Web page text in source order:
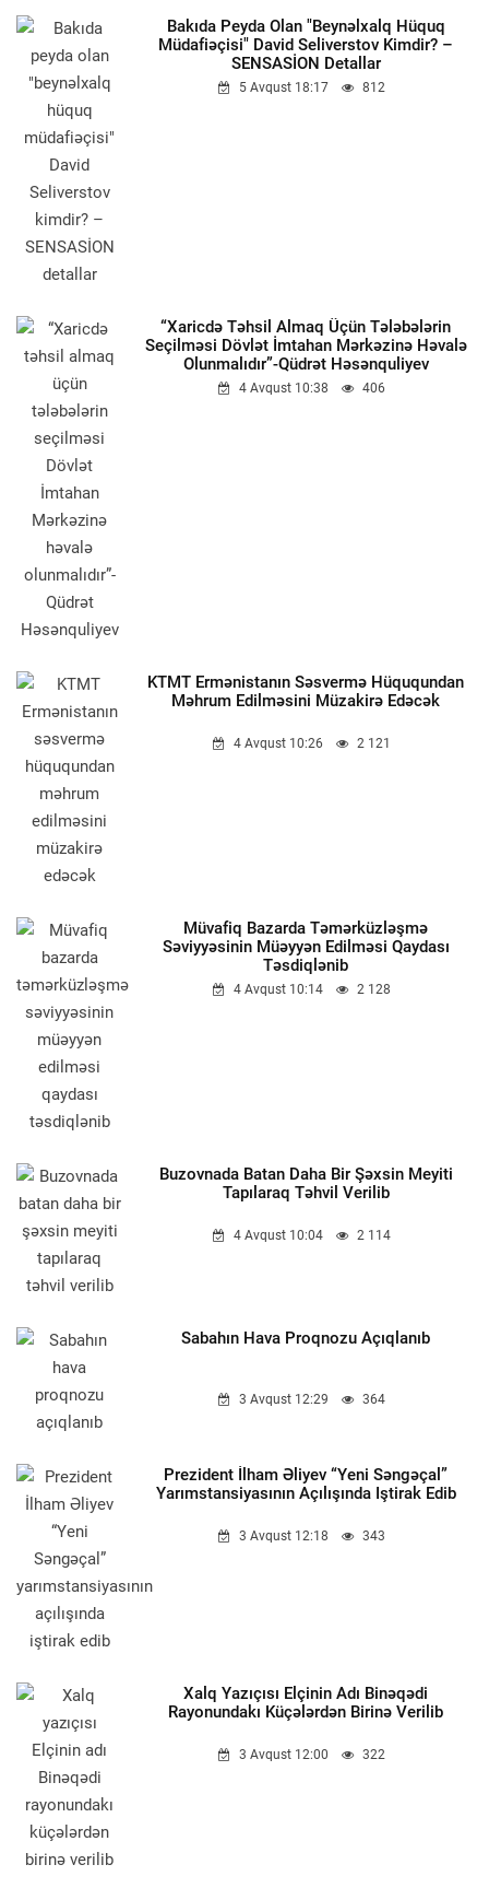
Bakıda Peyda Olan "beynəlxalq Hüquq
Müdafiəçisi" David Seliverstov Kimdir? –
SENSASİON Detallar
5 Avqust 18:17 812
“Xaricdə Təhsil Almaq Üçün Tələbələrin
Seçilməsi Dövlət İmtahan Mərkəzinə Həvalə
Olunmalıdır”-Qüdrət Həsənquliyev
4 Avqust 10:38 406
KTMT Ermənistanın Səsvermə Hüququndan
Məhrum Edilməsini Müzakirə Edəcək
4 Avqust 10:26 2 121
Müvafiq Bazarda Təmərküzləşmə
Səviyyəsinin Müəyyən Edilməsi Qaydası
Təsdiqlənib
4 Avqust 10:14 2 128
Buzovnada Batan Daha Bir Şəxsin Meyiti
Tapılaraq Təhvil Verilib
4 Avqust 10:04 2 114
Sabahın Hava Proqnozu Açıqlanıb
3 Avqust 12:29 364
Prezident İlham Əliyev “Yeni Səngəçal”
Yarımstansiyasının Açılışında Iştirak Edib
3 Avqust 12:18 343
Xalq Yazıçısı Elçinin Adı Binəqədi
Rayonundakı Küçələrdən Birinə Verilib
3 Avqust 12:00 322